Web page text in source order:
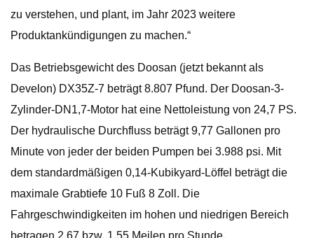
zu verstehen, und plant, im Jahr 2023 weitere
Produktankündigungen zu machen.“
Das Betriebsgewicht des Doosan (jetzt bekannt als
Develon) DX35Z-7 beträgt 8.807 Pfund. Der Doosan-3-
Zylinder-DN1,7-Motor hat eine Nettoleistung von 24,7 PS.
Der hydraulische Durchfluss beträgt 9,77 Gallonen pro
Minute von jeder der beiden Pumpen bei 3.988 psi. Mit
dem standardmäßigen 0,14-Kubikyard-Löffel beträgt die
maximale Grabtiefe 10 Fuß 8 Zoll. Die
Fahrgeschwindigkeiten im hohen und niedrigen Bereich
betragen 2,67 bzw. 1,55 Meilen pro Stunde.